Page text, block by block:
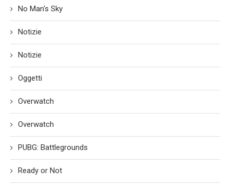
No Man's Sky
Notizie
Notizie
Oggetti
Overwatch
Overwatch
PUBG: Battlegrounds
Ready or Not